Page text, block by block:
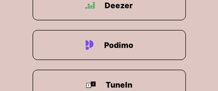
Deezer
Podimo
TuneIn